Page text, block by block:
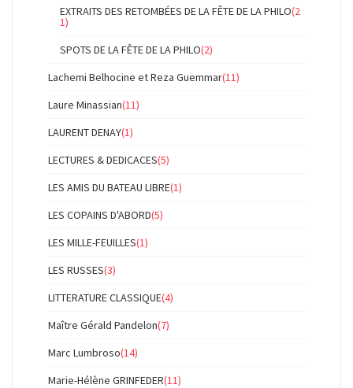
EXTRAITS DES RETOMBÉES DE LA FÊTE DE LA PHILO(2
1)
SPOTS DE LA FÊTE DE LA PHILO(2)
Lachemi Belhocine et Reza Guemmar(11)
Laure Minassian(11)
LAURENT DENAY(1)
LECTURES & DEDICACES(5)
LES AMIS DU BATEAU LIBRE(1)
LES COPAINS D'ABORD(5)
LES MILLE-FEUILLES(1)
LES RUSSES(3)
LITTERATURE CLASSIQUE(4)
Maître Gérald Pandelon(7)
Marc Lumbroso(14)
Marie-Hélène GRINFEDER(11)